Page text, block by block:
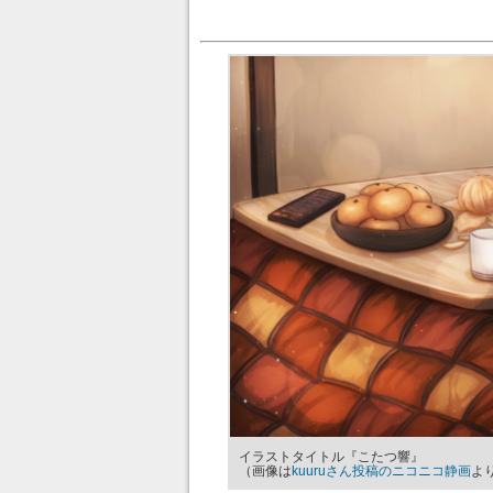
イラストタイトル『こたつ響』
（画像は kuuruさん投稿のニコニコ静画よ